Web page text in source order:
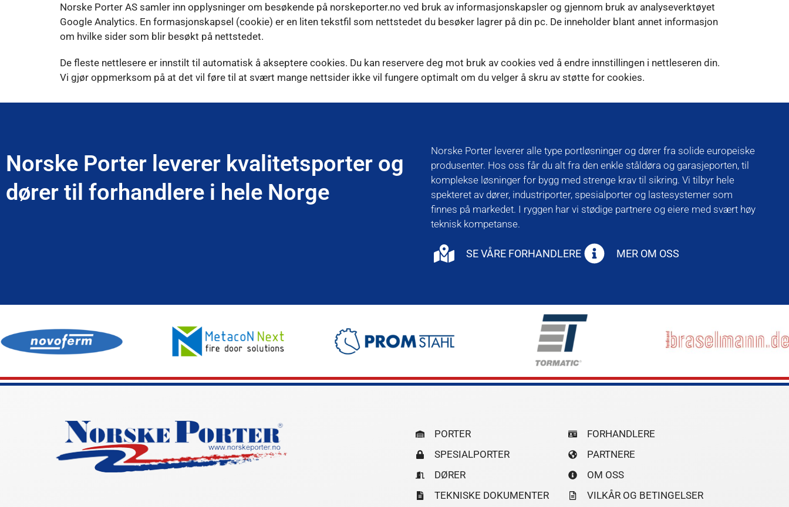
Norske Porter AS samler inn opplysninger om besøkende på norskeporter.no ved bruk av informasjonskapsler og gjennom bruk av analyseverktøyet
Google Analytics. En formasjonskapsel (cookie) er en liten tekstfil som nettstedet du besøker lagrer på din pc. De inneholder blant annet informasjon
om hvilke sider som blir besøkt på nettstedet.
De fleste nettlesere er innstilt til automatisk å akseptere cookies. Du kan reservere deg mot bruk av cookies ved å endre innstillingen i nettleseren din.
Vi gjør oppmerksom på at det vil føre til at svært mange nettsider ikke vil fungere optimalt om du velger å skru av støtte for cookies.
Norske Porter leverer kvalitetsporter og
dører til forhandlere i hele Norge
Norske Porter leverer alle type portløsninger og dører fra solide europeiske
produsenter. Hos oss får du alt fra den enkle ståldøra og garasjeporten, til
komplekse løsninger for bygg med strenge krav til sikring. Vi tilbyr hele
spekteret av dører, industriporter, spesialporter og lastesystemer som
finnes på markedet. I ryggen har vi stødige partnere og eiere med svært høy
teknisk kompetanse.
SE VÅRE FORHANDLERE MER OM OSS
PORTER
SPESIALPORTER
DØRER
TEKNISKE DOKUMENTER
FORHANDLERE
PARTNERE
OM OSS
VILKÅR OG BETINGELSER